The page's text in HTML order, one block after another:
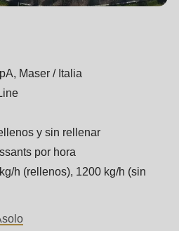
src/ContactService.php
Maser / Italia
y sin rellenar
por hora
h (rellenos), 1200 kg/h (sin